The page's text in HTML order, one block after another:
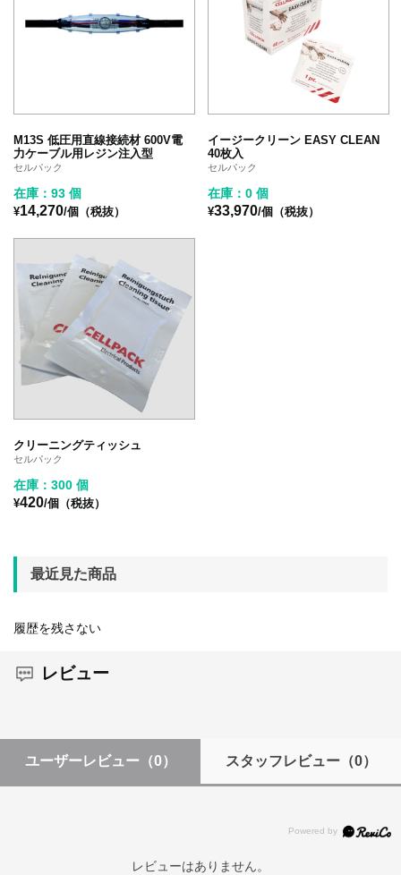
M13S 低圧用直線接続材 600V電
力ケーブル用レジン注入型
セルパック
在庫：93 個
¥14,270/個（税抜）
イージークリーン EASY CLEAN
40枚入
セルパック
在庫：0 個
¥33,970/個（税抜）
クリーニングティッシュ
セルパック
在庫：300 個
¥420/個（税抜）
最近見た商品
履歴を残さない
レビュー
ユーザーレビュー （0） スタッフレビュー（0）
レビューはありません。